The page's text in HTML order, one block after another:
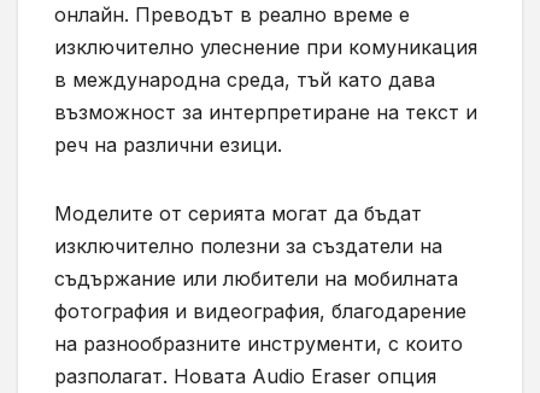
онлайн. Преводът в реално време е
изключително улеснение при комуникация
в международна среда, тъй като дава
възможност за интерпретиране на текст и
реч на различни езици.
Моделите от серията могат да бъдат
изключително полезни за създатели на
съдържание или любители на мобилната
фотография и видеография, благодарение
на разнообразните инструменти, с които
разполагат. Новата Audio Eraser опция